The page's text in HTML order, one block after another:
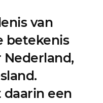
van
betekenis
Nederland,
een